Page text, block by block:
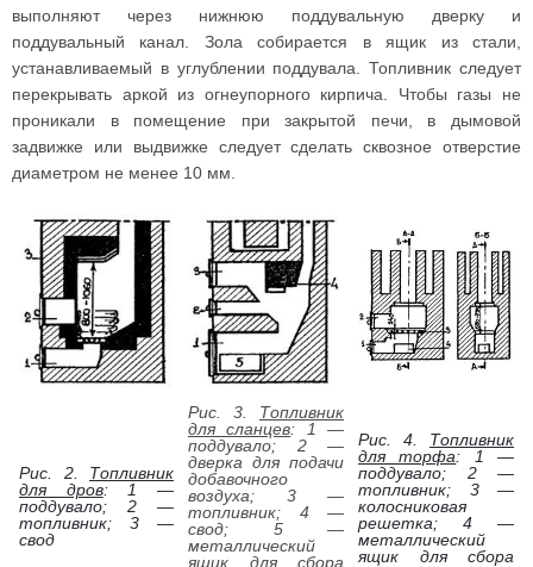
выполняют через нижнюю поддувальную дверку и
поддувальный канал. Зола собирается в ящик из стали,
устанавливаемый в углублении поддувала. Топливник следует
перекрывать аркой из огнеупорного кирпича. Чтобы газы не
проникали в помещение при закрытой печи, в дымовой
задвижке или выдвижке следует сделать сквозное отверстие
диаметром не менее 10 мм.
Рис. 2. Топливник
для дров: 1 —
поддувало; 2 —
топливник; 3 —
свод
Рис. 3. Топливник
для сланцев: 1 —
поддувало; 2 —
дверка для подачи
добавочного
воздуха; 3 —
топливник; 4 —
свод; 5 —
металлический
ящик для сбора
Рис. 4. Топливник
для торфа: 1 —
поддувало; 2 —
топливник; 3 —
колосниковая
решетка; 4 —
металлический
ящик для сбора